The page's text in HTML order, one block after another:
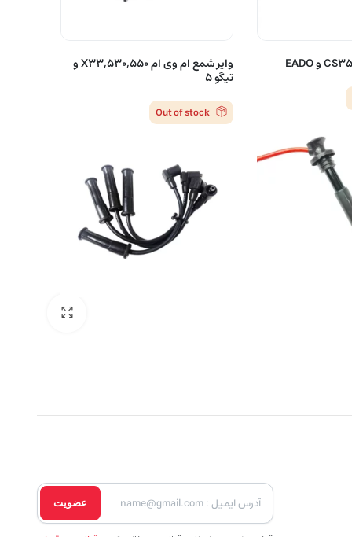
وایر شمع ام وی ام X33,530,550 و
تیگو 5
Out of stock
عضویت